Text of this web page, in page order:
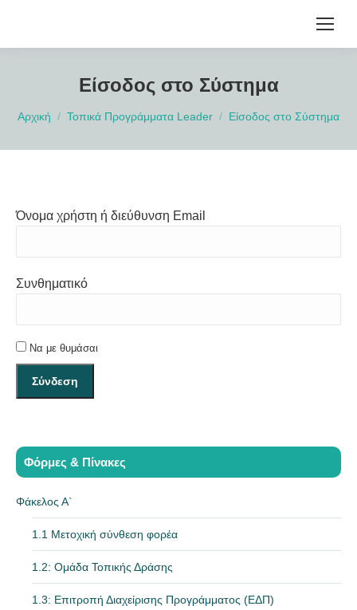
Είσοδος στο Σύστημα
Αρχική Τοπικά Προγράμματα Leader Είσοδος στο Σύστημα
Όνομα χρήστη ή διεύθυνση Email
Συνθηματικό
Να με θυμάσαι
Φόρμες & Πίνακες
Φάκελος Α`
1.1 Μετοχική σύνθεση φορέα
1.2: Ομάδα Τοπικής Δράσης
1.3: Επιτροπή Διαχείρισης Προγράμματος (ΕΔΠ)